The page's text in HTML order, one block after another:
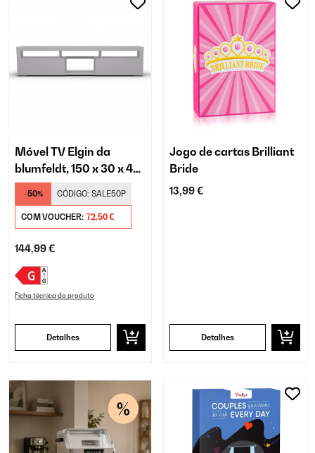
Móvel TV Elgin da
blumfeldt, 150 x 30 x 40
cm, LED
-50% CÓDIGO: SALE50P
COM VOUCHER: 72,50 €
144,99 €
Ficha técnica do produto
Detalhes
Jogo de cartas Brilliant
Bride
13,99 €
Detalhes